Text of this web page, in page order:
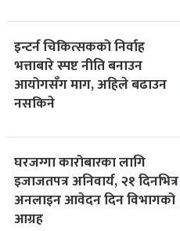
इन्टर्न चिकित्सकको निर्वाह
भत्ताबारे स्पष्ट नीति बनाउन
आयोगसँग माग, अहिले बढाउन
नसकिने
घरजग्गा कारोबारका लागि
इजाजतपत्र अनिवार्य, २१ दिनभित्र
अनलाइन आवेदन दिन विभागको
आग्रह